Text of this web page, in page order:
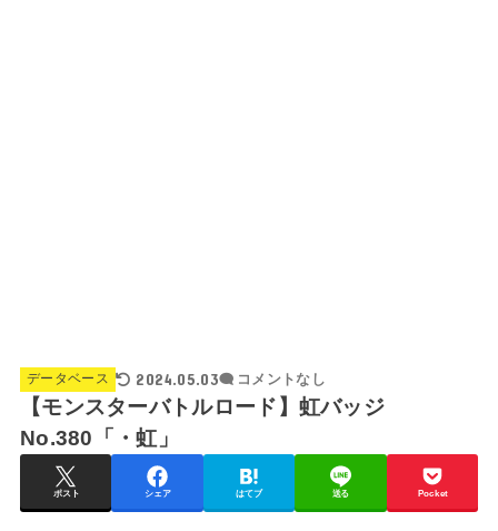
データベース 2024.05.03 コメントなし
【モンスターバトルロード】虹バッジ
No.380「・虹」
ポスト シェア はてブ 送る Pocket